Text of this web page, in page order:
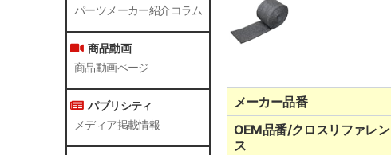
パーツメーカー紹介コラム
商品動画
商品動画ページ
パブリシティ
メディア掲載情報
メーカー品番
OEM品番/クロスリファレン
ス